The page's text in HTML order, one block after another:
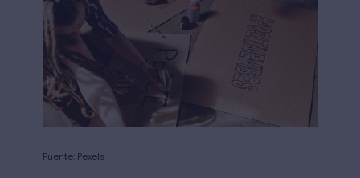
Fuente: Pexels